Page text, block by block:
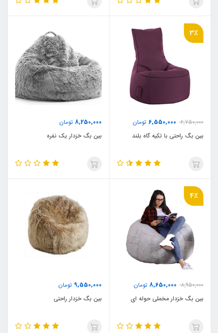
3٪
6,750,000
6,550,000 تومان
بین بگ راحتی با تکیه گاه بلند
8,250,000 تومان
بین بگ خزدار یک نفره
4٪
8,950,000
8,650,000 تومان
بین بگ خزدار مخملی حوله ای
9,550,000 تومان
بین بگ خزدار راحتی